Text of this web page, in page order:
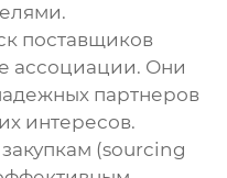
поставщиков
ассоциации. Они
партнеров
интересов.
(sourcing